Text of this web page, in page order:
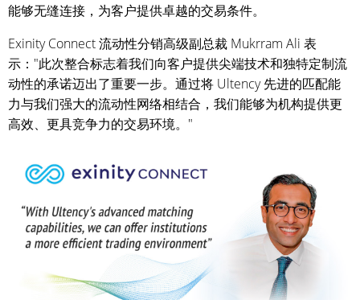
能够无缝连接，为客户提供卓越的交易条件。
Exinity Connect 流动性分销高级副总裁 Mukrram Ali 表
示："此次整合标志着我们向客户提供尖端技术和独特定制流
动性的承诺迈出了重要一步。通过将 Ultency 先进的匹配能
力与我们强大的流动性网络相结合，我们能够为机构提供更
高效、更具竞争力的交易环境。"